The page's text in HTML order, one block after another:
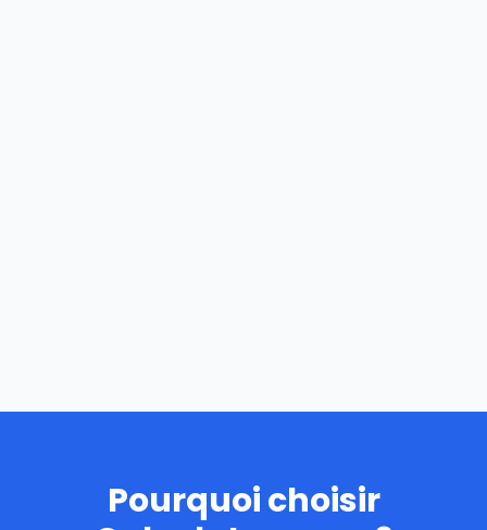
Pourquoi choisir